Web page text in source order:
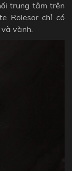
trung tâm trên
Rolesor chỉ có
vành.